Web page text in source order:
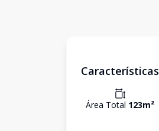
Características
Área Total 123m²